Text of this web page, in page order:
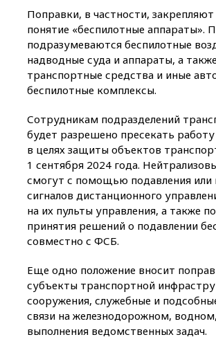
Поправки, в частности,
понятие «беспилотные аппараты».
подразумеваются беспилотные
надводные суда и аппараты, а
транспортные средства и иные
беспилотные комплексы.
Сотрудникам подразделений
будет разрешено пресекать
в целях защиты объектов
1 сентября 2024 года.
смогут с помощью подавления или
сигналов дистанционного
на их пульты управления, а также
принятия решений о подавлении
совместно с ФСБ.
Еще одно положение вносит
субъекты транспортной
сооружения, служебные и
связи на железнодорожном,
выполнения ведомственных задач.